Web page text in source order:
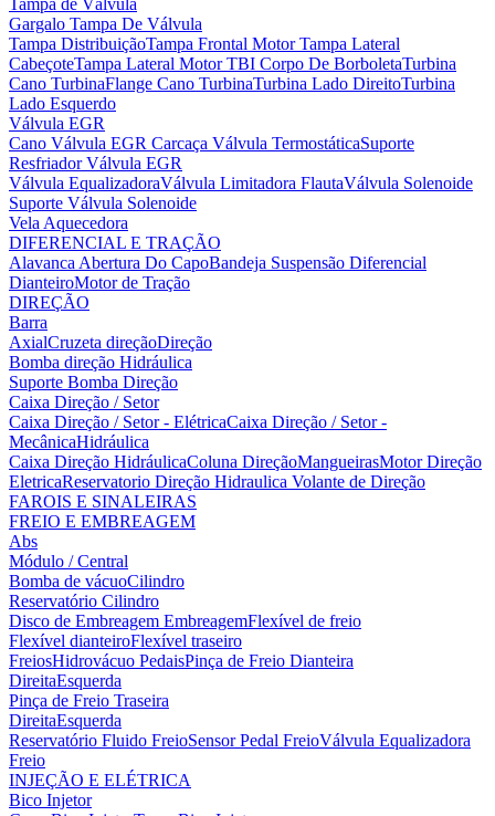
Gargalo Tampa De Válvula
Tampa DistribuiçãoTampa Frontal MotorTampa Lateral
CabeçoteTampa Lateral MotorTBI Corpo De BorboletaTurbina
Cano TurbinaFlange Cano TurbinaTurbina Lado DireitoTurbina
Lado Esquerdo
Válvula EGR
Cano Válvula EGR Carcaça Válvula TermostáticaSuporte
Resfriador Válvula EGR
Válvula EqualizadoraVálvula Limitadora FlautaVálvula Solenoide
Suporte Válvula Solenoide
Vela Aquecedora
DIFERENCIAL E TRAÇÃO
Alavanca Abertura Do CapoBandeja Suspensão Diferencial
DianteiroMotor de Tração
DIREÇÃO
Barra
AxialCruzeta direçãoDireção
Bomba direção Hidráulica
Suporte Bomba Direção
Caixa Direção / Setor
Caixa Direção / Setor - ElétricaCaixa Direção / Setor -
MecânicaHidráulica
Caixa Direção HidráulicaColuna DireçãoMangueirasMotor Direção
EletricaReservatorio Direção Hidraulica Volante de Direção
FAROIS E SINALEIRAS
FREIO E EMBREAGEM
Abs
Módulo / Central
Bomba de vácuoCilindro
Reservatório Cilindro
Disco de Embreagem EmbreagemFlexível de freio
Flexível dianteiroFlexível traseiro
FreiosHidrovácuo PedaisPinça de Freio Dianteira
DireitaEsquerda
Pinça de Freio Traseira
DireitaEsquerda
Reservatório Fluido FreioSensor Pedal FreioVálvula Equalizadora
Freio
INJEÇÃO E ELÉTRICA
Bico Injetor